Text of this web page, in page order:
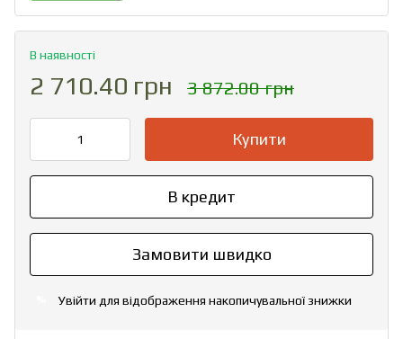
В наявності
2 710.40 грн 3 872.00 грн
Купити
В кредит
Замовити швидко
Увійти для відображення накопичувальної знижки